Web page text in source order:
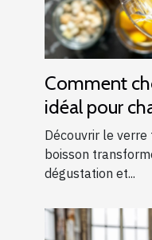
Comment
idéal pour
boisson ?
Découvrir le
boisson
dégustation et...